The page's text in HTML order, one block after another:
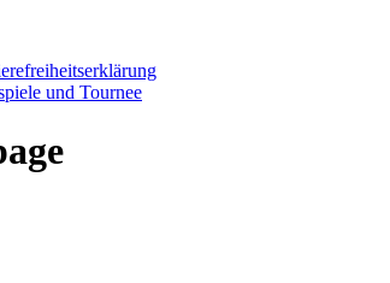
und Tournee